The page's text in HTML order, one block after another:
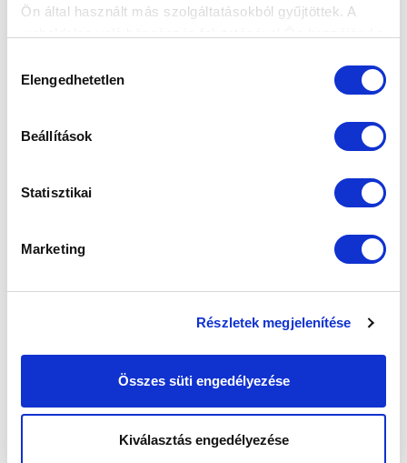
Ön által használt más szolgáltatásokból gyűjtöttek. A
kiválasztása
Elengedhetetlen
Beállítások
Statisztikai
Marketing
Részletek megjelenítése
Összes süti engedélyezése
Kiválasztás engedélyezése
KISPEST-HONVÉD FC
MTK BUDAPEST HÍRLEVÉL